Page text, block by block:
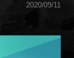
2020/09/11